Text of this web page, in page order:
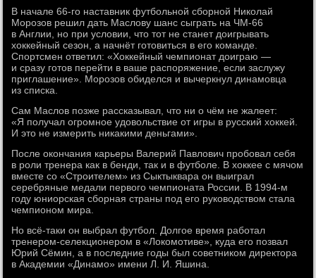
В начале 66-го наставник футбольной сборной Николай
Морозов решил дать Маслову шанс сыграть на ЧМ-66
в Англии, но при условии, что тот не станет доигрывать
хоккейный сезон, а начнёт готовиться в его команде.
Спортсмен ответил: «Хоккейный чемпионат доиграю —
и сразу готов перейти в ваше распоряжение, если заслужу
приглашение». Морозов обиделся и вычеркнул динамовца
из списка.
Сам Маслов позже рассказывал, что ни о чём не жалеет:
«Я получал огромное удовольствие от игры в русский хоккей.
И это не измерить никакими деньгами».
После окончания карьеры Валерий Павлович пробовал себя
в роли тренера как в бенди, так и в футболе. В хоккее с мячом
вместе со «Строителем» из Сыктыквара он выиграл
серебряные медали первого чемпионата России. В 1994-м
году юниорская сборная страны под его руководством стала
чемпионом мира.
Но всё-таки он выбрал футбол. Долгое время работал
тренером-селекционером в «Локомотиве», куда его позвал
Юрий Сёмин, а в последние годы был советником директора
в Академии «Динамо» имени Л. И. Яшина.